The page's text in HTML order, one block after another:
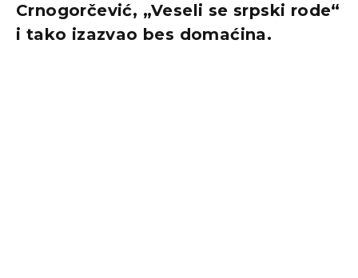
Crnogorčević, „Veseli se srpski rode“
i tako izazvao bes domaćina.